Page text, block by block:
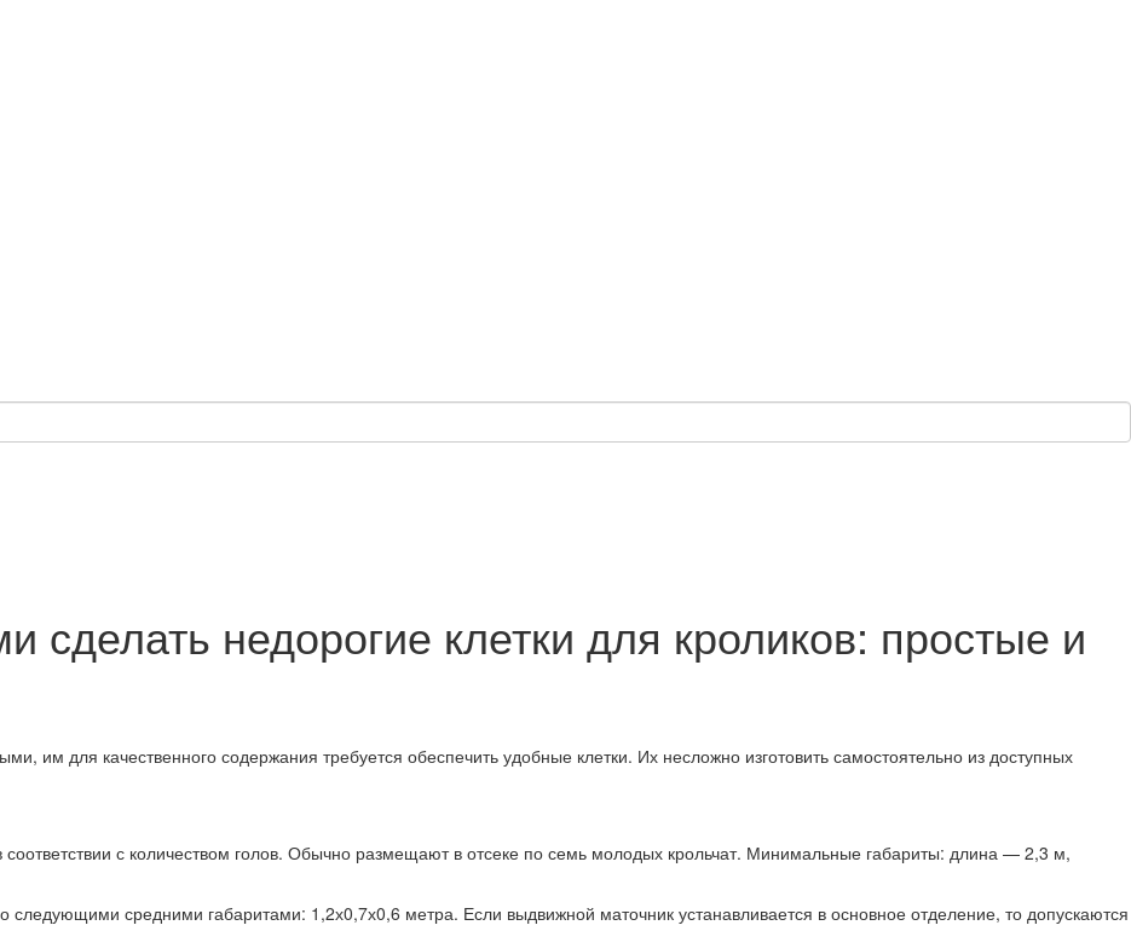
сделать недорогие клетки для кроликов: простые и
им для качественного содержания требуется обеспечить удобные клетки. Их несложно изготовить самостоятельно из доступных
с количеством голов. Обычно размещают в отсеке по семь молодых крольчат. Минимальные габариты: длина — 2,3 м,
следующими средними габаритами: 1,2х0,7х0,6 метра. Если выдвижной маточник устанавливается в основное отделение, то допускаются